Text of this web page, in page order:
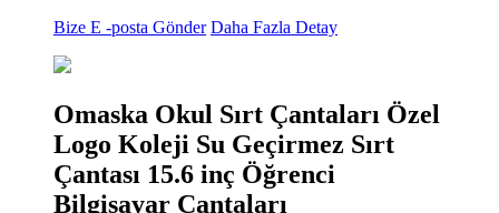
Bize E -posta Gönder Daha Fazla Detay
Omaska ​​Okul Sırt Çantaları Özel
Logo Koleji Su Geçirmez Sırt
Çantası 15.6 inç Öğrenci
Bilgisayar Çantaları